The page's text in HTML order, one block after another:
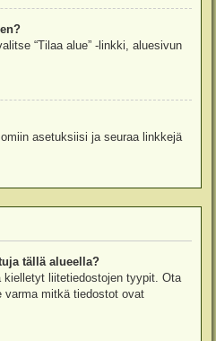
“Tilaa alue” -linkki, aluesivun
asetuksiisi ja seuraa linkkejä
tällä alueella?
liitetiedostojen tyypit. Ota
varma mitkä tiedostot ovat